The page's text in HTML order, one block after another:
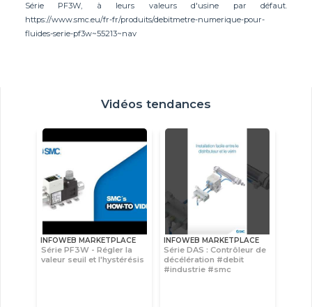
Série PF3W, à leurs valeurs d'usine par défaut.
https://www.smc.eu/fr-fr/produits/debitmetre-numerique-pour-
fluides-serie-pf3w~55213~nav
Vidéos tendances
INFOWEB MARKETPLACE
Série PF3W - Régler la
valeur seuil et l'hystérésis
INFOWEB MARKETPLACE
Série DAS : Contrôleur de
décélération #debit
#industrie #smc